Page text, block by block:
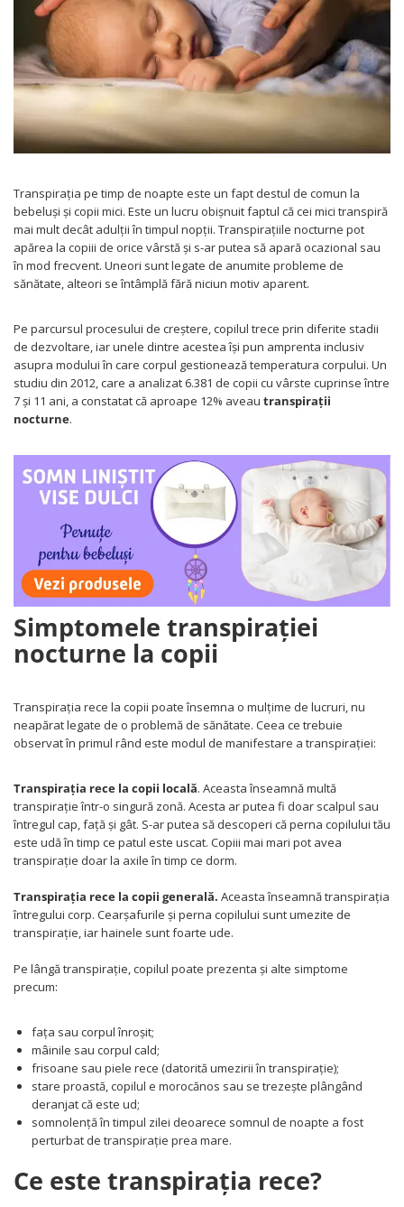
Protectii utile
Poarta siguranta copii
Deflectoare pentru aer conditionat
Protectii exterior
Casti antifonice pentru copii si
bebelusi
Accesorii auto copii
Haine & accesorii plaja
Haine plaja / inot
Ochelari de soare
Accesorii plaja
Puericultura mare
Somnul bebelusului
Tarcuri copii / bebelusi
Scaune masa
Ingrijire bebe si mama
Igiena si ingrijire bebelusi
Accesorii bebelusi / nou-nascuti
Perne si saltele bebelusi
Diversificare bebelusi
Baia bebelusului
Maternitate
Jucarii copii si jocuri educative
Jucarii dentitie
Jucarii bebelusi
Covorase ortopedice senzoriale
Cuburi magnetice JollyHeap®
Rechizite scolare
Stikere decorative si covoare
Stickere decorative
Covorase de joaca
Siguranta animale companie
Carduri Cadou
Propuneri Cadou
Resigilate
Transpirația pe timp de noapte este un fapt destul de comun la
bebeluși și copii mici. Este un lucru obișnuit faptul că cei mici transpiră
mai mult decât adulții în timpul nopții. Transpirațiile nocturne pot
apărea la copiii de orice vârstă și s-ar putea să apară ocazional sau
în mod frecvent. Uneori sunt legate de anumite probleme de
sănătate, alteori se întâmplă fără niciun motiv aparent.
Pe parcursul procesului de creștere, copilul trece prin diferite stadii
de dezvoltare, iar unele dintre acestea își pun amprenta inclusiv
asupra modului în care corpul gestionează temperatura corpului. Un
studiu din 2012, care a analizat 6.381 de copii cu vârste cuprinse între
7 și 11 ani, a constatat că aproape 12% aveau transpirații
nocturne.
Simptomele transpirației
nocturne la copii
Transpirația rece la copii poate însemna o mulțime de lucruri, nu
neapărat legate de o problemă de sănătate. Ceea ce trebuie
observat în primul rând este modul de manifestare a transpirației:
Transpirația rece la copii locală. Aceasta înseamnă multă
transpirație într-o singură zonă. Acesta ar putea fi doar scalpul sau
întregul cap, față și gât. S-ar putea să descoperi că perna copilului tău
este udă în timp ce patul este uscat. Copiii mai mari pot avea
transpirație doar la axile în timp ce dorm.
Transpirația rece la copii generală. Aceasta înseamnă transpirația
întregului corp. Cearșafurile și perna copilului sunt umezite de
transpirație, iar hainele sunt foarte ude.
Pe lângă transpirație, copilul poate prezenta și alte simptome
precum:
fața sau corpul înroșit;
mâinile sau corpul cald;
frisoane sau piele rece (datorită umezirii în transpirație);
stare proastă, copilul e morocănos sau se trezește plângând
deranjat că este ud;
somnolență în timpul zilei deoarece somnul de noapte a fost
perturbat de transpirație prea mare.
Ce este transpirația rece?